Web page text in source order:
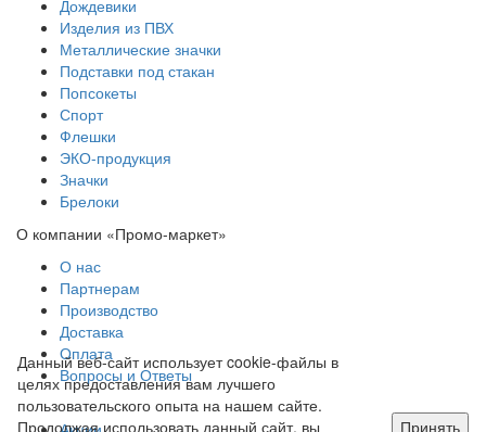
Дождевики
Изделия из ПВХ
Металлические значки
Подставки под стакан
Попсокеты
Спорт
Флешки
ЭКО-продукция
Значки
Брелоки
О компании «Промо-маркет»
О нас
Партнерам
Производство
Доставка
Оплата
Вопросы и Ответы
Данный веб-сайт использует cookie-файлы в
целях предоставления вам лучшего
пользовательского опыта на нашем сайте.
Продолжая использовать данный сайт, вы
Принять